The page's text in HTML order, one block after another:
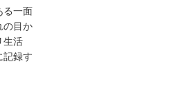
る一面
の目か
生活
記録す